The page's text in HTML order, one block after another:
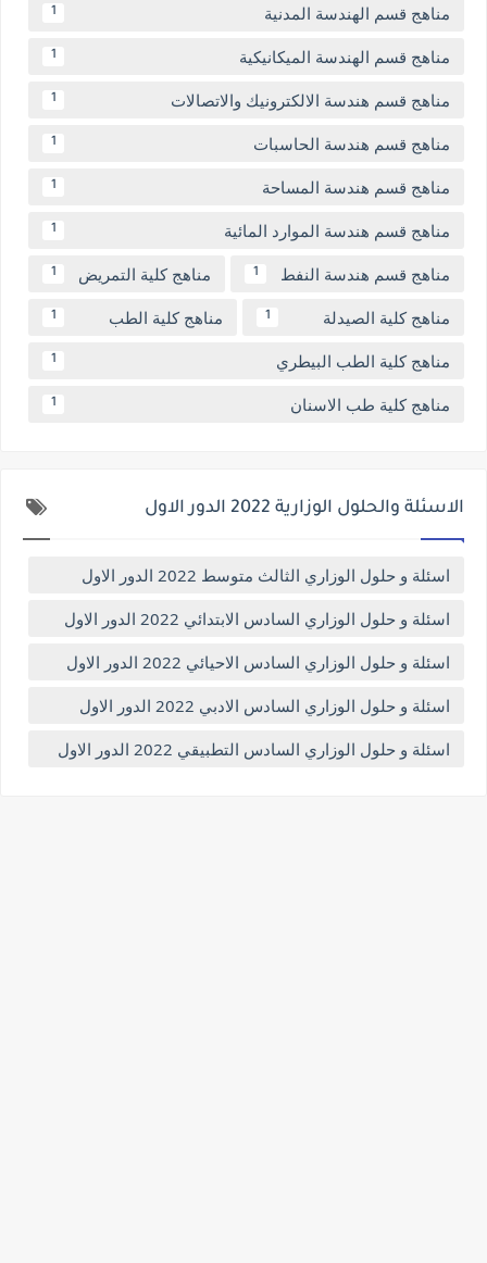
مناهج قسم الهندسة المدنية 1
مناهج قسم الهندسة الميكانيكية 1
مناهج قسم هندسة الالكترونيك والاتصالات 1
مناهج قسم هندسة الحاسبات 1
مناهج قسم هندسة المساحة 1
مناهج قسم هندسة الموارد المائية 1
مناهج قسم هندسة النفط 1 مناهج كلية التمريض 1
مناهج كلية الصيدلة 1 مناهج كلية الطب 1
مناهج كلية الطب البيطري 1
مناهج كلية طب الاسنان 1
الاسئلة والحلول الوزارية 2022 الدور الاول
اسئلة و حلول الوزاري الثالث متوسط 2022 الدور الاول
اسئلة و حلول الوزاري السادس الابتدائي 2022 الدور الاول
اسئلة و حلول الوزاري السادس الاحيائي 2022 الدور الاول
اسئلة و حلول الوزاري السادس الادبي 2022 الدور الاول
اسئلة و حلول الوزاري السادس التطبيقي 2022 الدور الاول